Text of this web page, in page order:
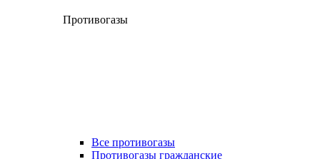
Противогазы
Все противогазы
Противогазы гражданские